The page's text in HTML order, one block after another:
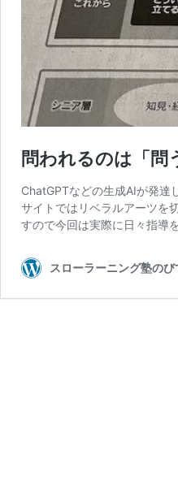
問われるのは「問
ChatGPTなどの生成AIが発達
サイトではリベラルアーツを
すので今回は実際に日々指導
スローラーニング塾のび